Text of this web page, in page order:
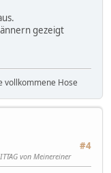
gezeigt
vollkommene Hose
#4
von Meinereiner